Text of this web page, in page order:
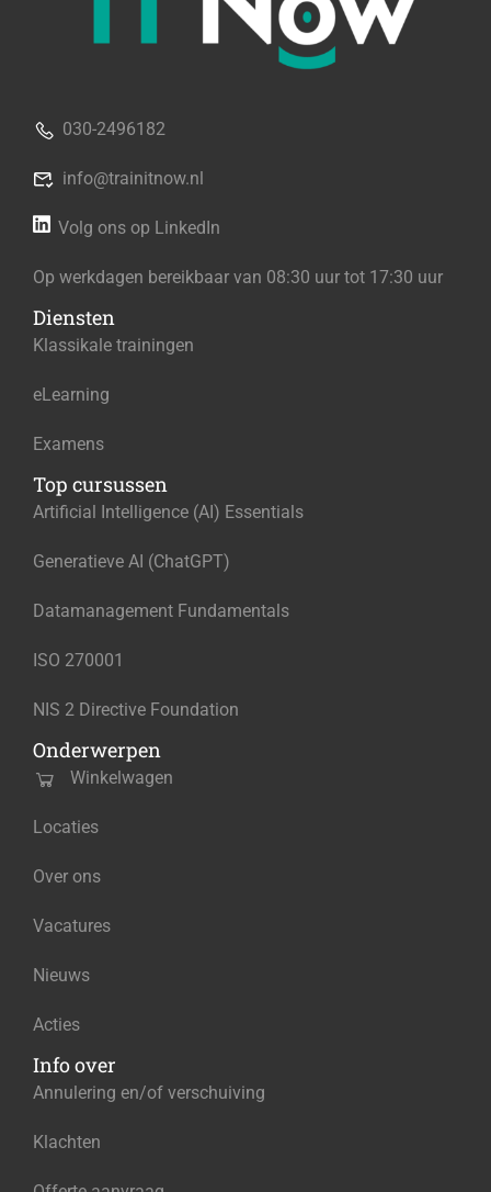
030-2496182
info@trainitnow.nl
Volg ons op LinkedIn
Op werkdagen bereikbaar van 08:30 uur tot 17:30 uur
Diensten
Klassikale trainingen
eLearning
Examens
Top cursussen
Artificial Intelligence (AI) Essentials
Generatieve AI (ChatGPT)
Datamanagement Fundamentals
ISO 270001
NIS 2 Directive Foundation
Onderwerpen
Winkelwagen
Locaties
Over ons
Vacatures
Nieuws
Acties
Info over
Annulering en/of verschuiving
Klachten